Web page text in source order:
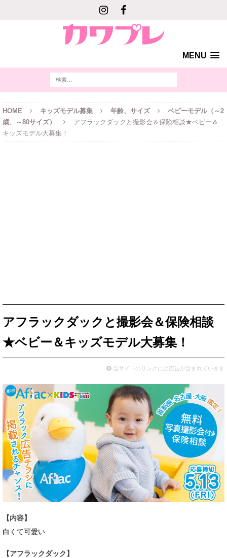
MENU
HOME キッズモデル募集 年齢、サイズ
ベビーモデル（～2
歳、～80サイズ）
アフラックダックと撮影会＆保険相談★ベビー＆
キッズモデル大募集！
アフラックダックと撮影会＆保険相談
★ベビー＆キッズモデル大募集！
当サイトのリンクには広告が含まれています
【内容】
白くて可愛い
【アフラックダック】